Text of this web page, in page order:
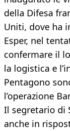
della Difesa
Uniti, dove ha
Esper, nel
confermare il
la logistica e
Pentagono
l’operazione
Il segretario di
anche in